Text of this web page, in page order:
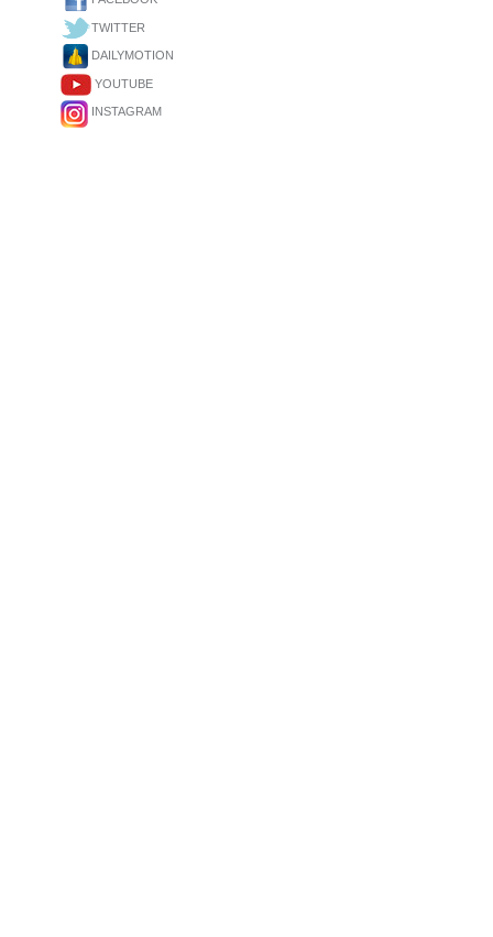
TWITTER
DAILYMOTION
YOUTUBE
INSTAGRAM